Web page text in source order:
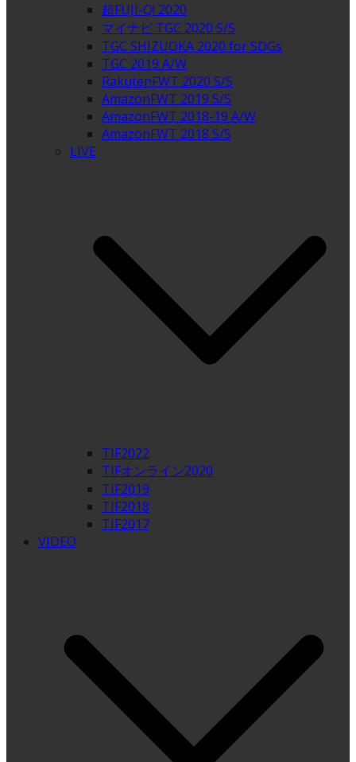
超FUJI-Q! 2020
マイナビ TGC 2020 S/S
TGC SHIZUOKA 2020 for SDGs
TGC 2019 A/W
RakutenFWT 2020 S/S
AmazonFWT 2019 S/S
AmazonFWT 2018-19 A/W
AmazonFWT 2018 S/S
LIVE
TIF2022
TIFオンライン2020
TIF2019
TIF2018
TIF2017
VIDEO